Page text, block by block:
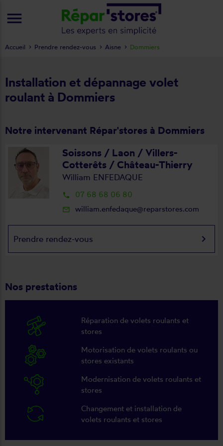
Installation et dépannage volet
roulant à Dommiers
Notre intervenant Répar'stores à Dommiers
Soissons / Laon / Villers-
Cotterêts / Château-Thierry
William ENFEDAQUE
local_phone 07 68 68 06 80
mail_outline william.enfedaque@reparstores.com
Prendre rendez-vous keyboard_arrow_right
Nos prestations
Réparation de volets roulants et
stores
Motorisation de volets roulants ou
stores existants
Modernisation de volets roulants et
stores
Changement et installation de
volets roulants et stores
Accueil Prendre rendez-vous Aisne Dommiers
menu